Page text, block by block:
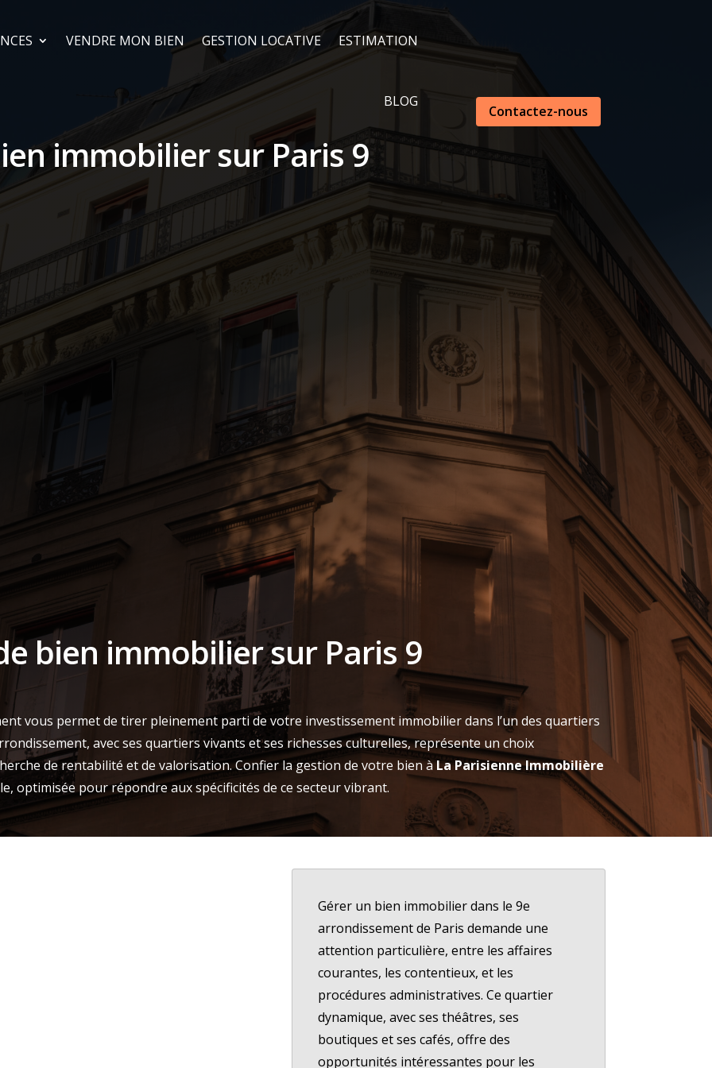
VENDRE MON BIEN GESTION LOCATIVE ESTIMATION
BLOG
immobilier sur Paris 9
Contactez-nous
bien immobilier sur Paris 9
vous permet de tirer pleinement parti de votre investissement immobilier dans l’un des quartiers
avec ses quartiers vivants et ses richesses culturelles, représente un choix
de rentabilité et de valorisation. Confier la gestion de votre bien àLa Parisienne Immobilière
optimisée pour répondre aux spécificités de ce secteur vibrant.
Gérer un bien immobilier dans le 9e
arrondissement de Paris demande une
attention particulière, entre les affaires
courantes, les contentieux, et les
procédures administratives. Ce quartier
dynamique, avec ses théâtres, ses
boutiques et ses cafés, offre des
opportunités intéressantes pour les